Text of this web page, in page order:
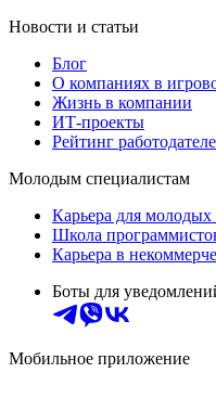
Новости и статьи
Блог
О компаниях в
Жизнь в компании
ИТ-проекты
Рейтинг
Молодым специалистам
Карьера для молодых
Школа
Карьера в
Боты для
Мобильное приложение